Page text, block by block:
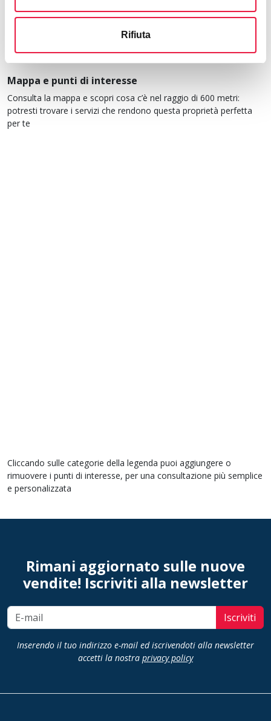
Rifiuta
downloadAvviso indagine esplorativa
Mappa e punti di interesse
Consulta la mappa e scopri cosa c’è nel raggio di 600 metri:
potresti trovare i servizi che rendono questa proprietà perfetta
per te
Cliccando sulle categorie della legenda puoi aggiungere o
rimuovere i punti di interesse, per una consultazione più semplice
e personalizzata
Rimani aggiornato sulle nuove
vendite! Iscriviti alla newsletter
Iscriviti
Inserendo il tuo indirizzo e-mail ed iscrivendoti alla newsletter
accetti la nostra privacy policy